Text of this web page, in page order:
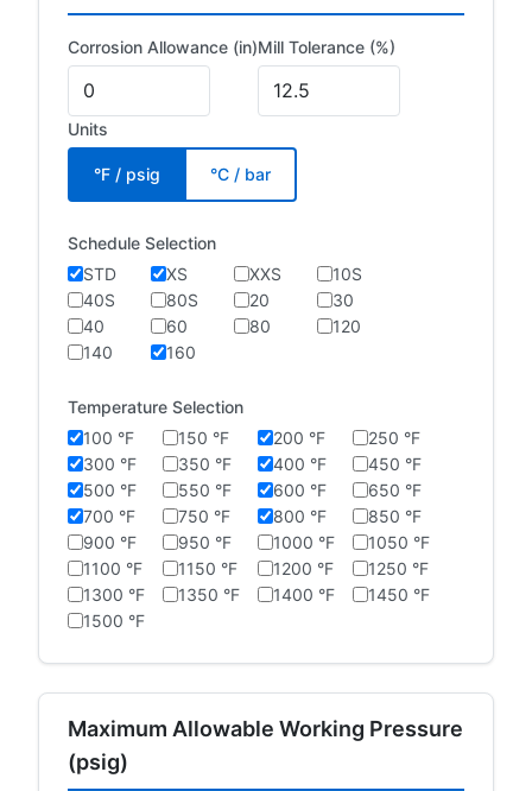
Corrosion Allowance (in)Mill Tolerance (%)
Units
°F / psig °C / bar
Schedule Selection
STD
XS XXS
10S
40S
80S 20
30
40
60 80
120
140
160
Temperature Selection
100 °F
150 °F 200 °F
250 °F
300 °F
350 °F 400 °F
450 °F
500 °F
550 °F 600 °F
650 °F
700 °F
750 °F 800 °F
850 °F
900 °F
950 °F 1000 °F
1050 °F
1100 °F
1150 °F 1200 °F
1250 °F
1300 °F
1350 °F 1400 °F
1450 °F
1500 °F
Maximum Allowable Working Pressure
(psig)